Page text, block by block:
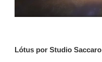
Lótus por Studio Saccaro